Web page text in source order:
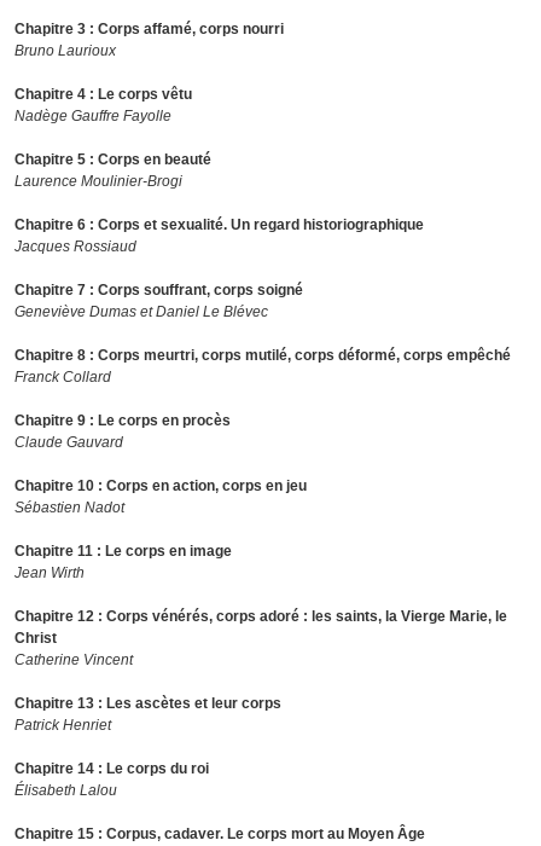
Chapitre 3 : Corps affamé, corps nourri
Bruno Laurioux
Chapitre 4 : Le corps vêtu
Nadège Gauffre Fayolle
Chapitre 5 : Corps en beauté
Laurence Moulinier-Brogi
Chapitre 6 : Corps et sexualité. Un regard historiographique
Jacques Rossiaud
Chapitre 7 : Corps souffrant, corps soigné
Geneviève Dumas et Daniel Le Blévec
Chapitre 8 : Corps meurtri, corps mutilé, corps déformé, corps empêché
Franck Collard
Chapitre 9 : Le corps en procès
Claude Gauvard
Chapitre 10 : Corps en action, corps en jeu
Sébastien Nadot
Chapitre 11 : Le corps en image
Jean Wirth
Chapitre 12 : Corps vénérés, corps adoré : les saints, la Vierge Marie, le
Christ
Catherine Vincent
Chapitre 13 : Les ascètes et leur corps
Patrick Henriet
Chapitre 14 : Le corps du roi
Élisabeth Lalou
Chapitre 15 : Corpus, cadaver. Le corps mort au Moyen Âge